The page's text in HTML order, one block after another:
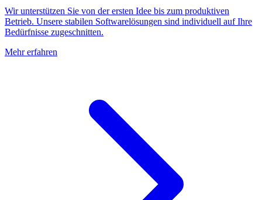
Wir unterstützen Sie von der ersten Idee bis zum produktiven
Betrieb. Unsere stabilen Softwarelösungen sind individuell auf Ihre
Bedürfnisse zugeschnitten.
Mehr erfahren